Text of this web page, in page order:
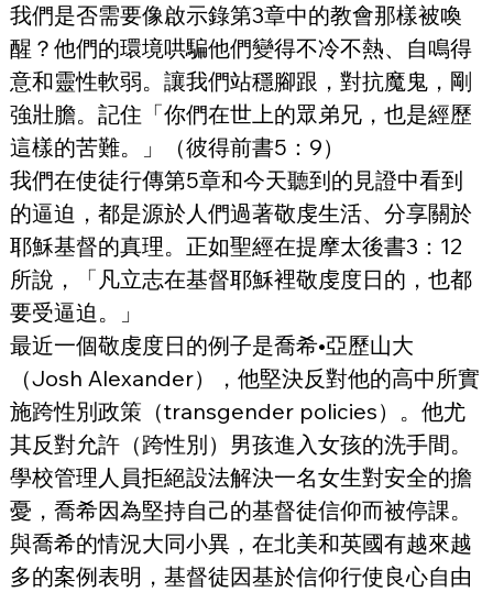
我們是否需要像啟示錄第3章中的教會那樣被喚
醒？他們的環境哄騙他們變得不冷不熱、自鳴得
意和靈性軟弱。讓我們站穩腳跟，對抗魔鬼，剛
強壯膽。記住「你們在世上的眾弟兄，也是經歷
這樣的苦難。」（彼得前書5：9）
我們在使徒行傳第5章和今天聽到的見證中看到
的逼迫，都是源於人們過著敬虔生活、分享關於
耶穌基督的真理。正如聖經在提摩太後書3：12
所說，「凡立志在基督耶穌裡敬虔度日的，也都
要受逼迫。」
最近一個敬虔度日的例子是喬希•亞歷山大
（Josh Alexander），他堅決反對他的高中所實
施跨性別政策（transgender policies）。他尤
其反對允許（跨性別）男孩進入女孩的洗手間。
學校管理人員拒絕設法解決一名女生對安全的擔
憂，喬希因為堅持自己的基督徒信仰而被停課。
與喬希的情況大同小異，在北美和英國有越來越
多的案例表明，基督徒因基於信仰行使良心自由